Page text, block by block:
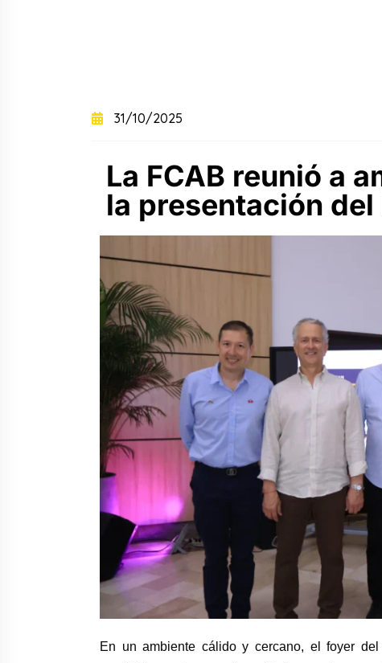
31/10/2025
La FCAB reunió a
la presentación
En un ambiente cálido y cercano, el foyer